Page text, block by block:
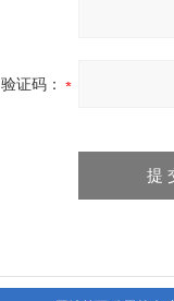
验证码：